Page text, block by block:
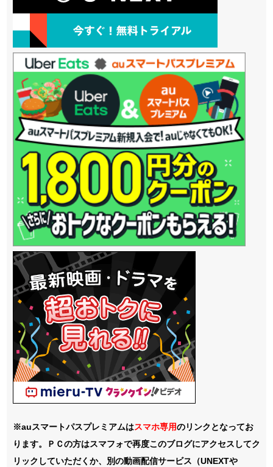
※auスマートパスプレミアムはスマホ専用のリンクとなってお
ります。ＰＣの方はスマフォで再度このブログにアクセスしてク
リックしていただくか、別の動画配信サービス（UNEXTや